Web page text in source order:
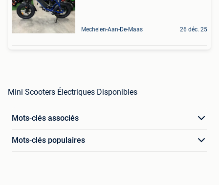
Mechelen-Aan-De-Maas 26 déc. 25
Mini Scooters Électriques Disponibles
Mots-clés associés
Mots-clés populaires